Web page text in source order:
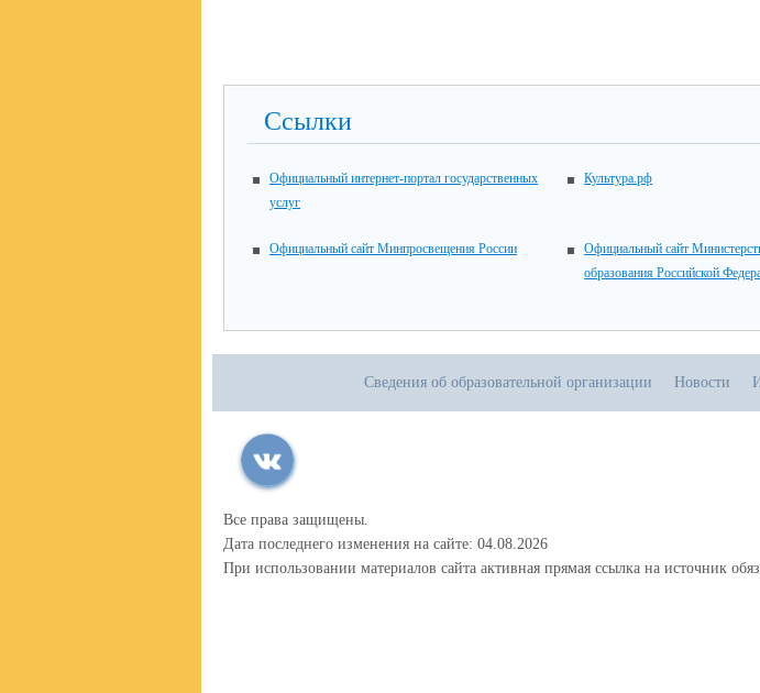
Ссылки
Официальный интернет-портал государственных
услуг
Культура.рф
Официальный сайт Минпросвещения России
Официальный сайт
образования Российской
Сведения об образовательной организации Новости
Все права защищены.
Дата последнего изменения на сайте: 04.08.2026
При использовании материалов сайта активная прямая ссылка на источник